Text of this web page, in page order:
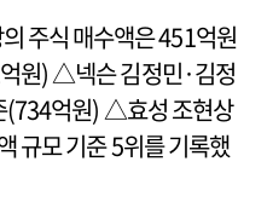
주식 매수액은 451억원
원) △넥슨 김정민·김정
억원) △효성 조현상
규모 기준 5위를 기록했